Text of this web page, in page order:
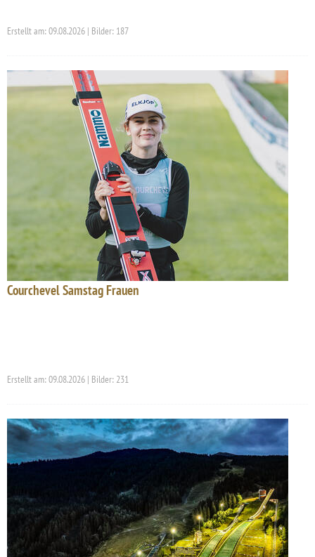
Erstellt am: 09.08.2026 | Bilder: 187
Courchevel Samstag Frauen
Erstellt am: 09.08.2026 | Bilder: 231